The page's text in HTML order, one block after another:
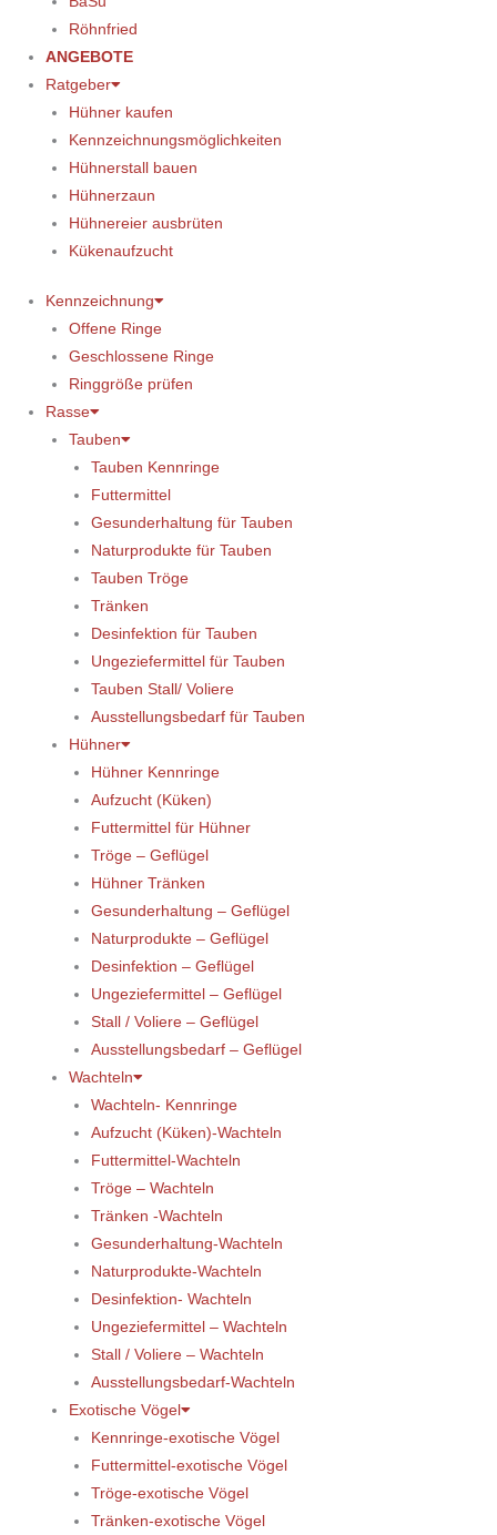
Röhnfried
ANGEBOTE
Ratgeber
Hühner kaufen
Kennzeichnungsmöglichkeiten
Hühnerstall bauen
Hühnerzaun
Hühnereier ausbrüten
Kükenaufzucht
Kennzeichnung
Offene Ringe
Geschlossene Ringe
Ringgröße prüfen
Rasse
Tauben
Tauben Kennringe
Futtermittel
Gesunderhaltung für Tauben
Naturprodukte für Tauben
Tauben Tröge
Tränken
Desinfektion für Tauben
Ungeziefermittel für Tauben
Tauben Stall/ Voliere
Ausstellungsbedarf für Tauben
Hühner
Hühner Kennringe
Aufzucht (Küken)
Futtermittel für Hühner
Tröge – Geflügel
Hühner Tränken
Gesunderhaltung – Geflügel
Naturprodukte – Geflügel
Desinfektion – Geflügel
Ungeziefermittel – Geflügel
Stall / Voliere – Geflügel
Ausstellungsbedarf – Geflügel
Wachteln
Wachteln- Kennringe
Aufzucht (Küken)-Wachteln
Futtermittel-Wachteln
Tröge – Wachteln
Tränken -Wachteln
Gesunderhaltung-Wachteln
Naturprodukte-Wachteln
Desinfektion- Wachteln
Ungeziefermittel – Wachteln
Stall / Voliere – Wachteln
Ausstellungsbedarf-Wachteln
Exotische Vögel
Kennringe-exotische Vögel
Futtermittel-exotische Vögel
Tröge-exotische Vögel
Tränken-exotische Vögel